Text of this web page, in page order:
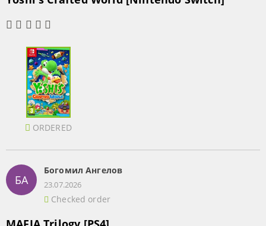
ORDERED
БА
Богомил Ангелов
23.07.2026
Checked order